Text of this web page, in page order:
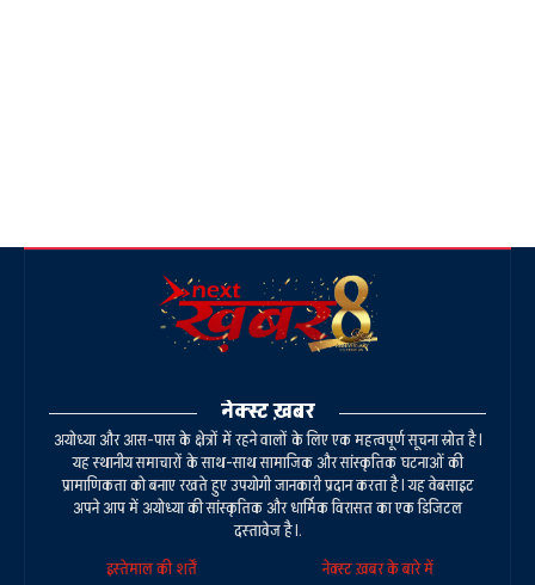
नेक्स्ट ख़बर
अयोध्या और आस-पास के क्षेत्रों में रहने वालों के लिए एक महत्वपूर्ण सूचना स्रोत है।
यह स्थानीय समाचारों के साथ-साथ सामाजिक और सांस्कृतिक घटनाओं की
प्रामाणिकता को बनाए रखते हुए उपयोगी जानकारी प्रदान करता है। यह वेबसाइट
अपने आप में अयोध्या की सांस्कृतिक और धार्मिक विरासत का एक डिजिटल
दस्तावेज है।.
इस्तेमाल की शर्तें
नेक्स्ट ख़बर के बारे में